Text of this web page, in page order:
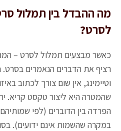
מה ההבדל בין תמלול
לסרט?
כאשר מבצעים תמלול לסרט –
רציף את הדברים הנאמרים
וטיימינג, אין שום צורך לכתוב
שהמטרה היא ליצור טקסט קריא.
הפרדה בין הדוברים (לפי
במקרה שהשמות אינם ידועים).